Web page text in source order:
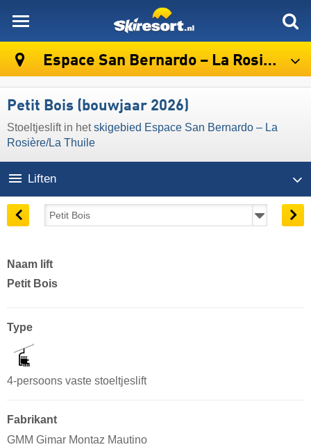
Espace San Bernardo – La Rosière/​La Thuile
Petit Bois (bouwjaar 2026)
Stoeltjeslift in hetskigebied Espace San Bernardo – La
Rosière/​La Thuile
Liften
Naam lift
Petit Bois
Type
4-persoons vaste stoeltjeslift
Fabrikant
GMM Gimar Montaz Mautino